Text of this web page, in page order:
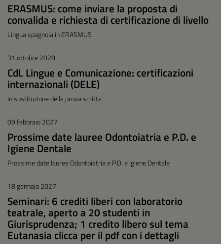
ERASMUS: come inviare la proposta di
convalida e richiesta di certificazione di livello
Lingua spagnola in ERASMUS
31 ottobre 2028
CdL Lingue e Comunicazione: certificazioni
internazionali (DELE)
in sostituzione della prova scritta
09 febbraio 2027
Prossime date lauree Odontoiatria e P.D. e
Igiene Dentale
Prossime date lauree Odontoiatria e P.D. e Igiene Dentale
18 gennaio 2027
Seminari: 6 crediti liberi con laboratorio
teatrale, aperto a 20 studenti in
Giurisprudenza; 1 credito libero sul tema
Eutanasia clicca per il pdf con i dettagli